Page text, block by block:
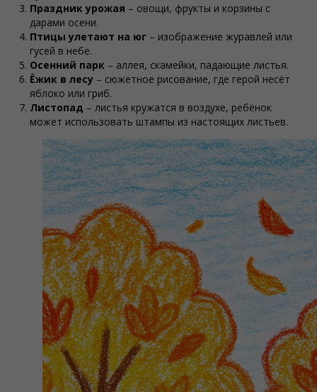
Праздник урожая – овощи, фрукты и корзины с
дарами осени.
Птицы улетают на юг – изображение журавлей или
гусей в небе.
Осенний парк – аллея, скамейки, падающие листья.
Ёжик в лесу – сюжетное рисование, где герой несёт
яблоко или гриб.
Листопад – листья кружатся в воздухе, ребёнок
может использовать штампы из настоящих листьев.